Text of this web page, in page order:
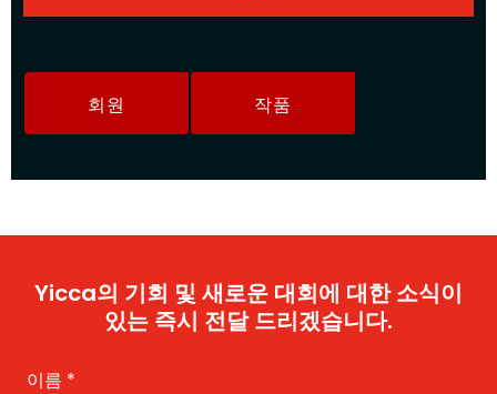
회원 작품
Yicca의 기회 및 새로운 대회에 대한 소식이
있는 즉시 전달 드리겠습니다.
이름 *